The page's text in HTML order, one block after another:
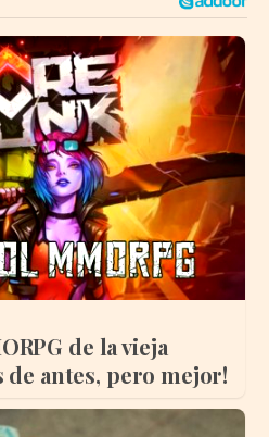
de la vieja
de antes, pero mejor!